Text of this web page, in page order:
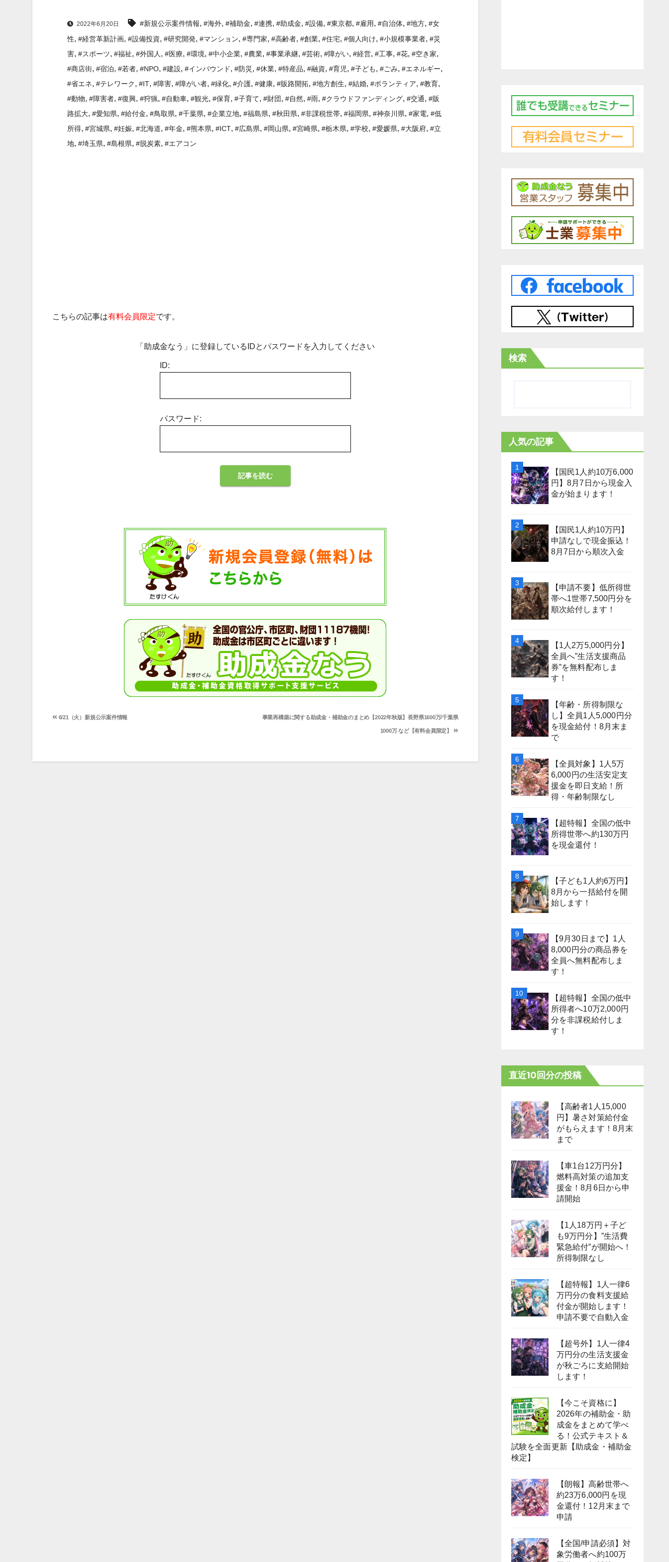
2022年6月20日 #新規公示案件情報, #海外, #補助金, #連携, #助成金, #設備, #東京都, #雇用, #自治体, #地方, #女
性, #経営革新計画, #設備投資, #研究開発, #マンション, #専門家, #高齢者, #創業, #住宅, #個人向け, #小規模事業者, #災
害, #スポーツ, #福祉, #外国人, #医療, #環境, #中小企業, #農業, #事業承継, #芸術, #障がい, #経営, #工事, #花, #空き家,
#商店街, #宿泊, #若者, #NPO, #建設, #インバウンド, #防災, #休業, #特産品, #融資, #育児, #子ども, #ごみ, #エネルギー,
#省エネ, #テレワーク, #IT, #障害, #障がい者, #緑化, #介護, #健康, #販路開拓, #地方創生, #結婚, #ボランティア, #教育,
#動物, #障害者, #復興, #狩猟, #自動車, #観光, #保育, #子育て, #財団, #自然, #雨, #クラウドファンディング, #交通, #販
路拡大, #愛知県, #給付金, #鳥取県, #千葉県, #企業立地, #福島県, #秋田県, #非課税世帯, #福岡県, #神奈川県, #家電, #低
所得, #宮城県, #妊娠, #北海道, #年金, #熊本県, #ICT, #広島県, #岡山県, #宮崎県, #栃木県, #学校, #愛媛県, #大阪府, #立
地, #埼玉県, #島根県, #脱炭素, #エアコン
こちらの記事は有料会員限定です。
「助成金なう」に登録しているIDとパスワードを入力してください
ID:
パスワード:
投
ビ
事業再構築に関する助成金・補助金のまとめ【2022年秋版】長野県1600万/千葉県
1000万 など【有料会員限定】
6/21（火）新規公示案件情報
検索
人気の記事
【国民1人約10万6,000
円】8月7日から現金入
金が始まります！
【国民1人約10万円】
申請なしで現金振込！
8月7日から順次入金
【申請不要】低所得世
帯へ1世帯7,500円分を
順次給付します！
【1人2万5,000円分】
全員へ”生活支援商品
券”を無料配布しま
す！
【年齢・所得制限な
し】全員1人5,000円分
を現金給付！8月末ま
で
【全員対象】1人5万
6,000円の生活安定支
援金を即日支給！所
得・年齢制限なし
【超特報】全国の低中
所得世帯へ約130万円
を現金還付！
【子ども1人約6万円】
8月から一括給付を開
始します！
【9月30日まで】1人
8,000円分の商品券を
全員へ無料配布しま
す！
【超特報】全国の低中
所得者へ10万2,000円
分を非課税給付しま
す！
直近10回分の投稿
【高齢者1人15,000
円】暑さ対策給付金
がもらえます！8月末
まで
【車1台12万円分】
燃料高対策の追加支
援金！8月6日から申
請開始
【1人18万円＋子ど
も9万円分】”生活費
緊急給付”が開始へ！
所得制限なし
【超特報】1人一律6
万円分の食料支援給
付金が開始します！
申請不要で自動入金
【超号外】1人一律4
万円分の生活支援金
が秋ごろに支給開始
します！
【今こそ資格に】
2026年の補助金・助
成金をまとめて学べ
る！公式テキスト＆
試験を全面更新【助成金・補助金
検定】
【朗報】高齢世帯へ
約23万6,000円を現
金還付！12月末まで
申請
【全国/申請必須】対
象労働者へ約100万